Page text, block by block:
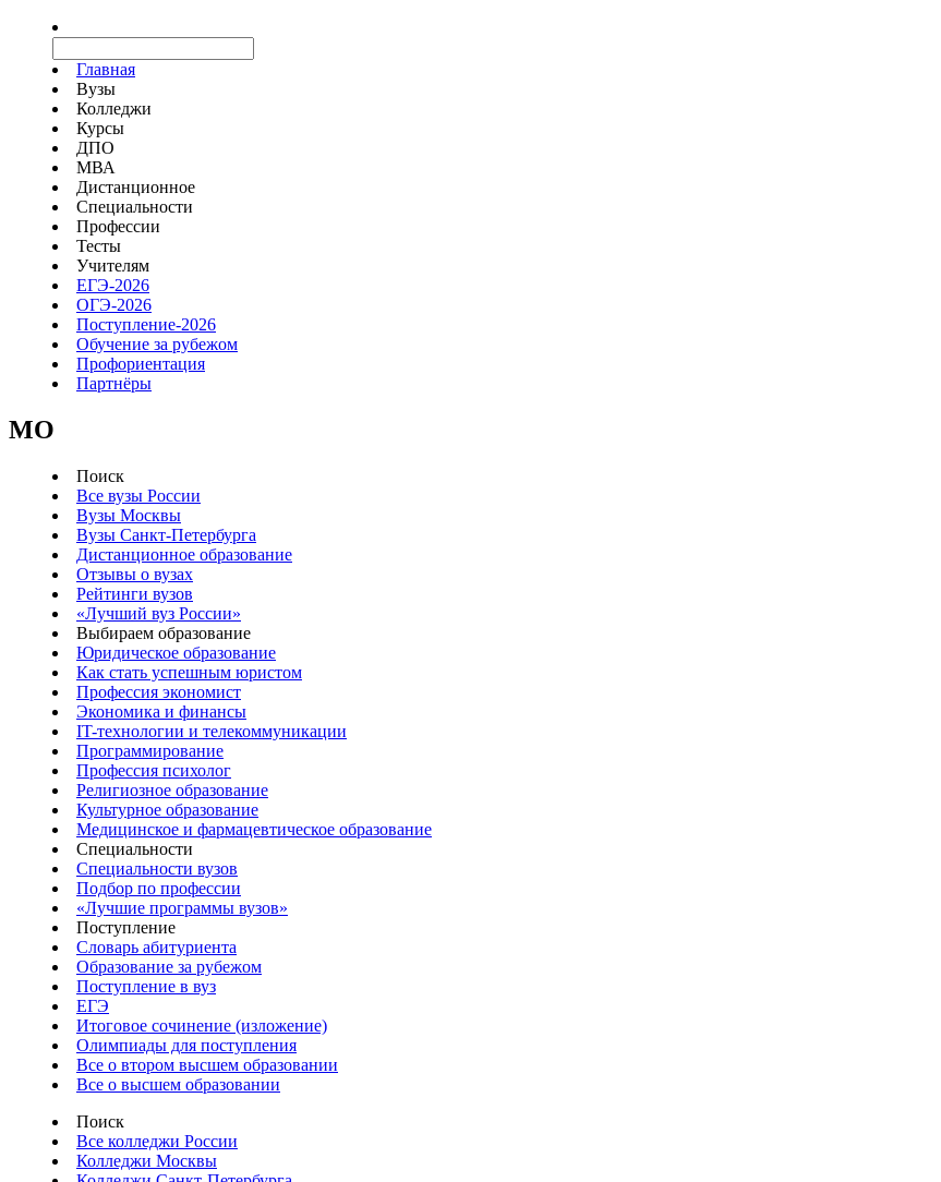
Главная
Вузы
Колледжи
Курсы
ДПО
МВА
Дистанционное
Специальности
Профессии
Тесты
Учителям
ЕГЭ-2026
ОГЭ-2026
Поступление-2026
Обучение за рубежом
Профориентация
Партнёры
MO
Поиск
Все вузы России
Вузы Москвы
Вузы Санкт-Петербурга
Дистанционное образование
Отзывы о вузах
Рейтинги вузов
«Лучший вуз России»
Выбираем образование
Юридическое образование
Как стать успешным юристом
Профессия экономист
Экономика и финансы
IT-технологии и телекоммуникации
Программирование
Профессия психолог
Религиозное образование
Культурное образование
Медицинское и фармацевтическое образование
Специальности
Специальности вузов
Подбор по профессии
«Лучшие программы вузов»
Поступление
Словарь абитуриента
Образование за рубежом
Поступление в вуз
ЕГЭ
Итоговое сочинение (изложение)
Олимпиады для поступления
Все о втором высшем образовании
Все о высшем образовании
Поиск
Все колледжи России
Колледжи Москвы